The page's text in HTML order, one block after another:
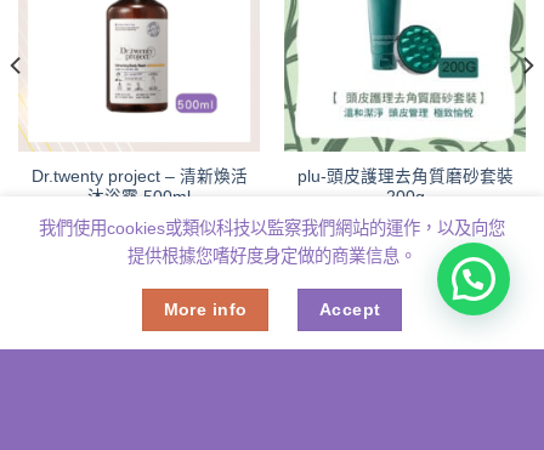
Dr.twenty project – 清新煥活
沐浴露 500ml
$358.00
Original
price
was:
$358.00.
$ 138.00Current
price
is:
$138.00.
plu-頭皮護理去角質磨砂套裝
200g
$169.00 Original
price
was:
$169.00.
$138.00Current
price
is:
$138.00.
MiiN iMask
我們使用cookies或類似科技以監察我們網站的運作，以及向您
提供根據您嗜好度身定做的商業信息。
More info Accept